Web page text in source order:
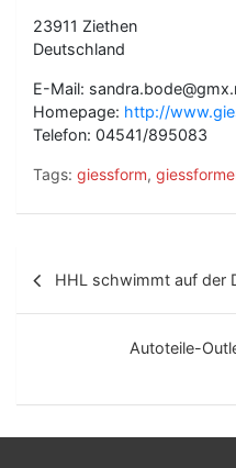
23911 Ziethen
Deutschland
E-Mail:
Homepage: http://
Telefon: 04541/895083
Tags: giessform,
r
HHL schwimmt auf der
Autoteile-